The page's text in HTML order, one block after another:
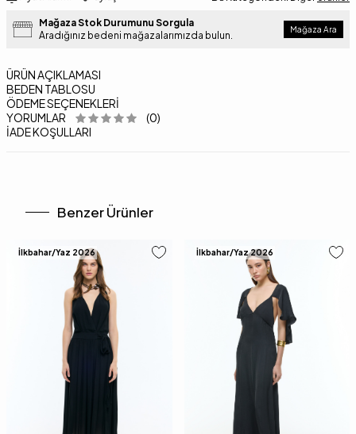
Mağaza Stok Durumunu Sorgula
Aradığınız bedeni mağazalarımızda bulun.
Mağaza Ara
ÜRÜN AÇIKLAMASI
BEDEN TABLOSU
ÖDEME SEÇENEKLERI
YORUMLAR
(0)
İADE KOŞULLARI
Benzer Ürünler
İlkbahar/Yaz 2026 İlkbahar/Yaz 2026